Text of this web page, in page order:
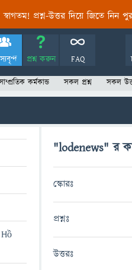
প্রশ্ন-উত্তর দিয়ে জিতে নিন
প্রশ্ন করুন FAQ
কর্মকান্ড সকল প্রশ্ন সকল
"lodenews" র
স্কোরঃ
প্রশ্নঃ
উত্তরঃ